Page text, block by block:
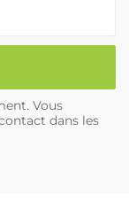
Vous
dans les